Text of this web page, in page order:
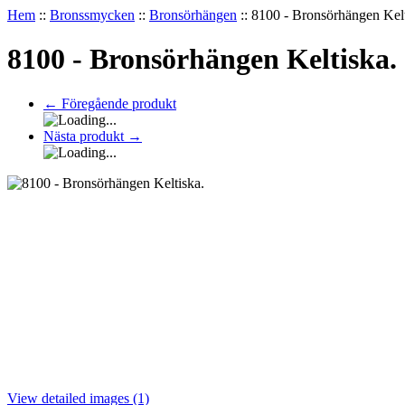
Hem :: Bronssmycken :: Bronsörhängen :: 8100 - Bronsörhängen
8100 - Bronsörhängen Keltiska.
← Föregående produkt
Nästa produkt →
View detailed images (1)